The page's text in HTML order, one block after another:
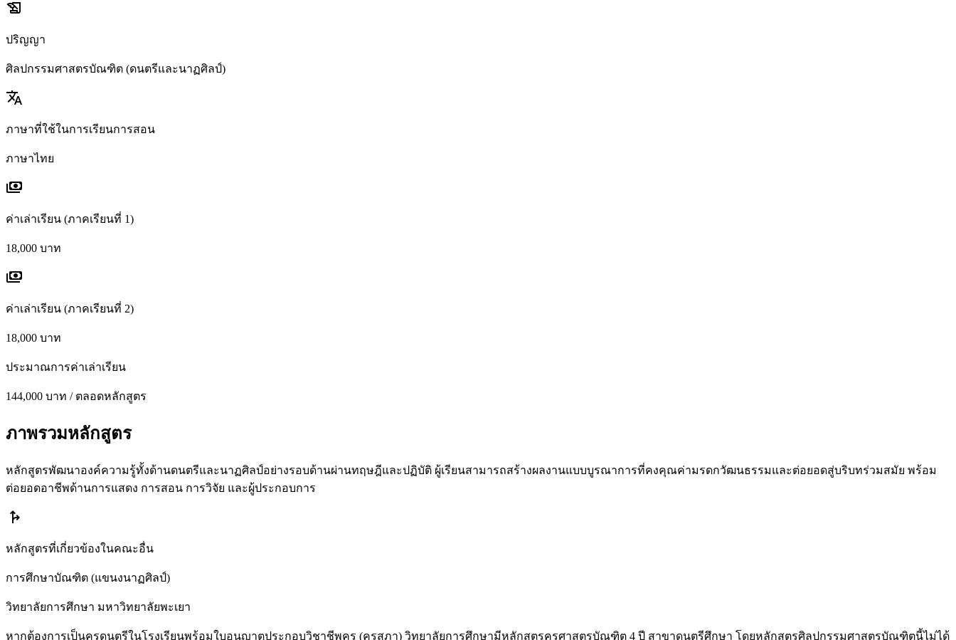
history_edu
ปริญญา
ศิลปกรรมศาสตรบัณฑิต (ดนตรีและนาฏศิลป์)
translate
ภาษาที่ใช้ในการเรียนการสอน
ภาษาไทย
payments
ค่าเล่าเรียน (ภาคเรียนที่ 1)
18,000 บาท
payments
ค่าเล่าเรียน (ภาคเรียนที่ 2)
18,000 บาท
ประมาณการค่าเล่าเรียน
144,000 บาท / ตลอดหลักสูตร
ภาพรวมหลักสูตร
หลักสูตรพัฒนาองค์ความรู้ทั้งด้านดนตรีและนาฏศิลป์อย่างรอบด้านผ่านทฤษฎีและปฏิบัติ ผู้เรียนสามารถสร้างผลงานแบบบูรณาการที่คงคุณค่ามรดกวัฒนธรรมและต่อยอดสู่บริบทร่วมสมัย พร้อม
ต่อยอดอาชีพด้านการแสดง การสอน การวิจัย และผู้ประกอบการ
fork_right
หลักสูตรที่เกี่ยวข้องในคณะอื่น
การศึกษาบัณฑิต (แขนงนาฏศิลป์)
วิทยาลัยการศึกษา มหาวิทยาลัยพะเยา
หากต้องการเป็นครูดนตรีในโรงเรียนพร้อมใบอนุญาตประกอบวิชาชีพครู (คุรุสภา) วิทยาลัยการศึกษามีหลักสูตรครุศาสตรบัณฑิต 4 ปี สาขาดนตรีศึกษา โดยหลักสูตรศิลปกรรมศาสตรบัณฑิตนี้ไม่ได้